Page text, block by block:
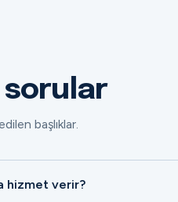
sorular
başlıklar.
hizmet verir?